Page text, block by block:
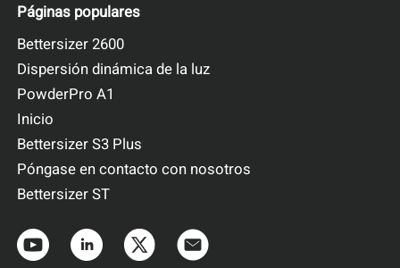
Páginas populares
Bettersizer 2600
Dispersión dinámica de la luz
PowderPro A1
Inicio
Bettersizer S3 Plus
Póngase en contacto con nosotros
Bettersizer ST